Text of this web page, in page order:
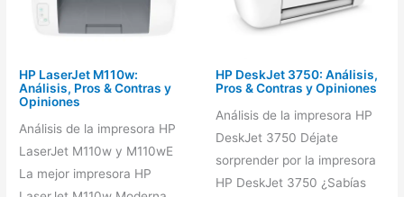
HP LaserJet M110w:
Análisis, Pros & Contras y
Opiniones
Análisis de la impresora HP
LaserJet M110w y M110wE
La mejor impresora HP
HP DeskJet 3750: Análisis,
Pros & Contras y Opiniones
Análisis de la impresora HP
DeskJet 3750 Déjate
sorprender por la impresora
HP DeskJet 3750 ¿Sabías